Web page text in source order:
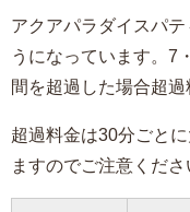
アクアパラダイスパ
うになっています。7
間を超過した場合超過
超過料金は30分ごと
ますのでご注意くださ